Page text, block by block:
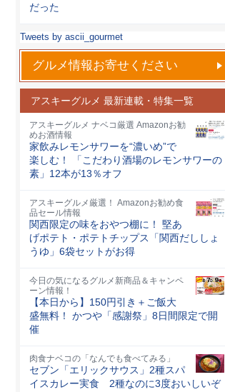
だった
Tweets by ascii_gourmet
グルメ情報お寄せください
アスキーグルメ 最新連載・特集一覧
アスキーグルメ ナベコ厳選 Amazonお勧
めお酒情報
家飲みレモンサワーを“濃いめ”で
楽しむ！ 「こだわり酒場のレモンサワーの
素」12本が13％オフ
アスキーグルメ厳選！ Amazonお勧め食
品セール情報
関西限定の味をおやつ棚に！ 堅あ
げポテト・ポテトチップス「関西だししょ
うゆ」6袋セットがお得
今日の気になるグルメ新商品＆キャンペ
ーン情報！
【本日から】150円引き＋ご飯大
盛無料！ かつや「感謝祭」8日間限定で開
催
肉食ナベコの「なんでも食べてみる」
セブン「エリックサウス」2種スパ
イスカレー実食 2種なのに3度おいしいぞ